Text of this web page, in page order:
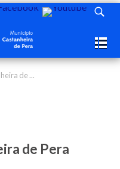
de ...
de Pera